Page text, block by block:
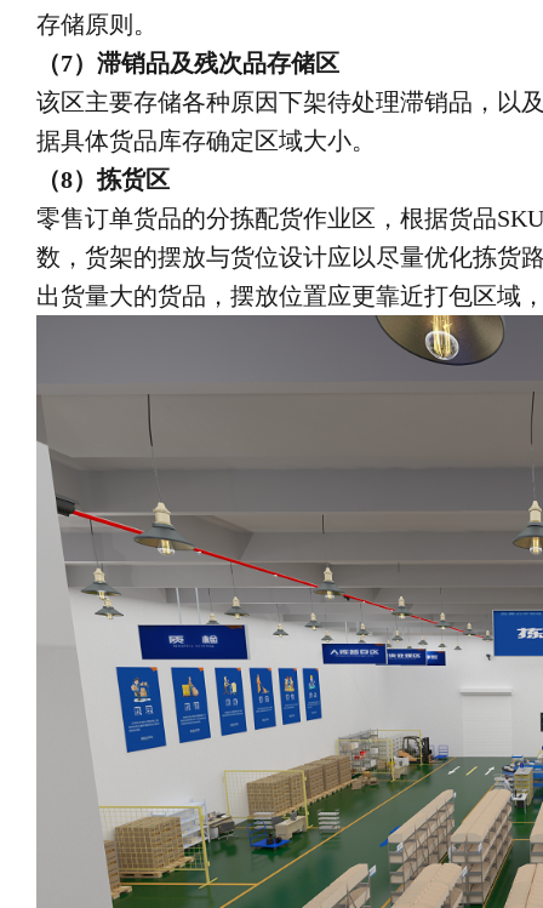
存储原则。
（7）滞销品及残次品存储区
该区主要存储各种原因下架待处理滞销品，以
据具体货品库存确定区域大小。
（8）拣货区
零售订单货品的分拣配货作业区，根据货品
数，货架的摆放与货位设计应以尽量优化拣货
出货量大的货品，摆放位置应更靠近打包区域